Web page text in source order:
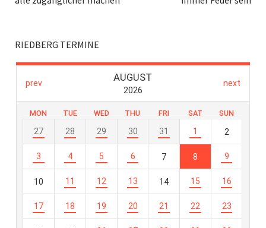
RIEDBERG TERMINE